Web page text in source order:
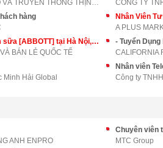
CÔNG TY TNHH QUẢNG CÁO VÀ TRUYỀN THÔNG THỊNH AN PH
CÔNG TY
hàng
Nhân Viên
A PLUS
Tư vấn dinh dưỡng sản phẩm sữa [ABBOTT] tại Hà Nội, Hồ Chí Minh
BÁN LẺ QUỐC TẾ
- Tuyển
CALIFORNIA
Minh Hải Global
Nhân viên
Công ty
ANH ENPRO
Chuyên viên
MTC Group